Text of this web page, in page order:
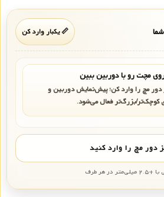
📏 یکبار وارد کن
مچت رو با دوربین ببین
دور مچ را وارد کن؛ پیش‌نمایش دوربین و
کوچک‌تر/بزرگ‌تر فعال می‌شود.
دور مچ را وارد کنید
هر طرف